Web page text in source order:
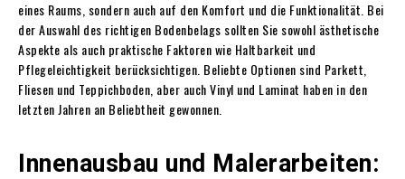
eines Raums, sondern auch auf den Komfort und die Funktionalität. Bei
der Auswahl des richtigen Bodenbelags sollten Sie sowohl ästhetische
Aspekte als auch praktische Faktoren wie Haltbarkeit und
Pflegeleichtigkeit berücksichtigen. Beliebte Optionen sind Parkett,
Fliesen und Teppichboden, aber auch Vinyl und Laminat haben in den
letzten Jahren an Beliebtheit gewonnen.
Innenausbau und Malerarbeiten: